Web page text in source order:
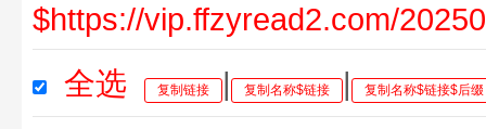
$https://vip.ffzyread2.com/
全选
复制链接 | 复制名称$链接 | 复制名称$链接$后缀